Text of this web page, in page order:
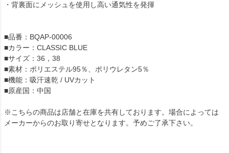
・背裏面にメッシュを使用し高い通気性を発揮
■品番：BQAP-00006
■カラー：CLASSIC BLUE
■サイズ：36，38
■素材：ポリエステル95％、ポリウレタン5％
■機能：吸汗速乾 / UVカット
■原産国：中国
※こちらの商品は店舗と在庫を共有しております。場合によっては
メーカーからのお取り寄せとなります。予めご了承下さい。